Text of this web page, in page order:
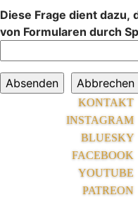
Diese Frage dient dazu,
von Formularen durch
KONTAKT
INSTAGRAM
BLUESKY
FACEBOOK
YOUTUBE
PATREON